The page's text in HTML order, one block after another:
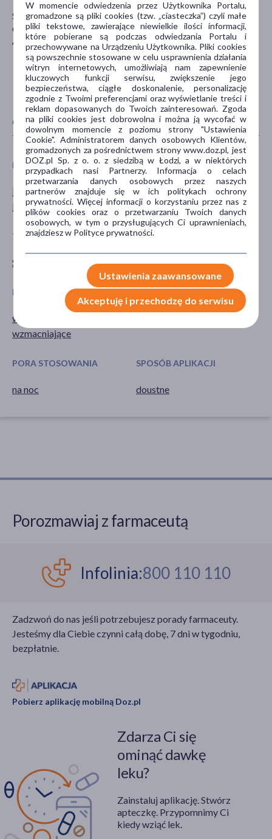
SFD S.A
Głogowska 41
45-315 Opole
CECHY PRODUKTU
PŁEĆ
Mężczyzna
Kobieta
WIEK
dla dorosłych
TYP PRODUKTU
Suplement diety
POSTAĆ
tabletka
DZIAŁANIE/WŁAŚCIWOŚCI
wspomagające
wzmacniające
GŁÓWNY SKŁADNIK
PORA STOSOWANIA
na noc
SPOSÓB APLIKACJI
doustne
Porozmawiaj z farmaceutą
Infolinia:800 110 110
Zadzwoń do nas jeśli potrzebujesz porady farmaceuty.
Jesteśmy dla Ciebie czynni całą dobę, 7 dni w tygodniu,
bezpłatnie.
Pobierz aplikację mobilną Doz.pl
Zdarza Ci się
ominąć dawkę
leku?
Zainstaluj aplikację. Stwórz
apteczkę. Przypomnimy Ci
kiedy wziąć lek.
W momencie odwiedzenia przez Użytkownika Portalu,
gromadzone są pliki cookies (tzw. „ciasteczka”) czyli małe
pliki tekstowe, zawierające niewielkie ilości informacji,
które pobierane są podczas odwiedzania Portalu i
przechowywane na Urządzeniu Użytkownika. Pliki cookies
są powszechnie stosowane w celu usprawnienia działania
witryn internetowych, umożliwiają nam zapewnienie
kluczowych funkcji serwisu, zwiększenie jego
bezpieczeństwa, ciągłe doskonalenie, personalizację
zgodnie z Twoimi preferencjami oraz wyświetlanie treści i
reklam dopasowanych do Twoich zainteresowań. Zgoda
na pliki cookies jest dobrowolna i można ją wycofać w
dowolnym momencie z poziomu strony "Ustawienia
Cookie". Administratorem danych osobowych Klientów,
gromadzonych za pośrednictwem strony www.doz.pl, jest
DOZ.pl Sp. z o. o. z siedzibą w Łodzi, a w niektórych
przypadkach nasi Partnerzy. Informacja o celach
przetwarzania danych osobowych przez naszych
partnerów znajduje się w ich politykach ochrony
prywatności. Więcej informacji o korzystaniu przez nas z
plików cookies oraz o przetwarzaniu Twoich danych
osobowych, w tym o przysługujących Ci uprawnieniach,
znajdziesz w Polityce prywatności.
Ustawienia zaawansowane
Akceptuję i przechodzę do serwisu